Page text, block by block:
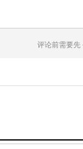
评论前需要先